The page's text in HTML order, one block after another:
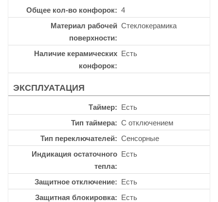
Общее кол-во конфорок
4
Материал рабочей
поверхности
Стеклокерамика
Наличие керамических
конфорок
Есть
ЭКСПЛУАТАЦИЯ
Таймер
Есть
Тип таймера
С отключением
Тип переключателей
Сенсорные
Индикация остаточного
тепла
Есть
Защитное отключение
Есть
Защитная блокировка
Есть